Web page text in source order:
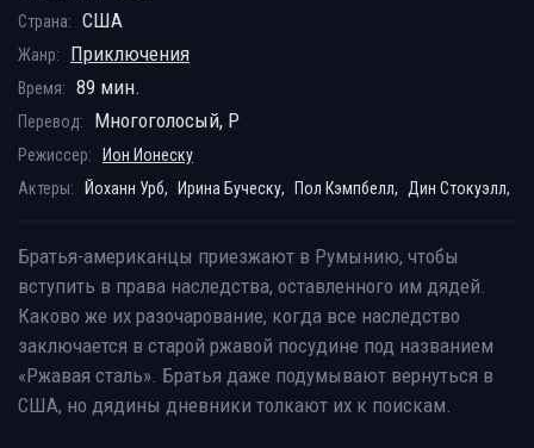
Страна: США
Жанр: Приключения
Время: 89 мин.
Перевод: Многоголосый, P
Режиссер:
Ион Ионеску
Актеры:
Йоханн Урб, Ирина Буческу, Пол Кэмпбелл, Дин Стокуэлл,
Братья-американцы приезжают в Румынию, чтобы
вступить в права наследства, оставленного им дядей.
Каково же их разочарование, когда все наследство
заключается в старой ржавой посудине под названием
«Ржавая сталь». Братья даже подумывают вернуться в
США, но дядины дневники толкают их к поискам.